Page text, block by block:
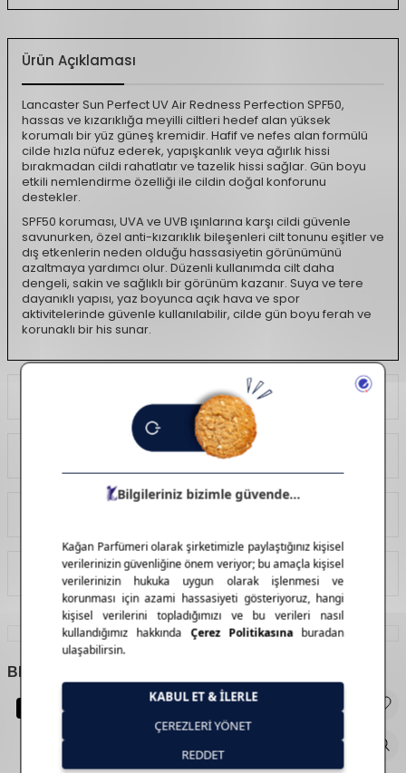
Ürün Açıklaması
Lancaster Sun Perfect UV Air Redness Perfection SPF50,
hassas ve kızarıklığa meyilli ciltleri hedef alan yüksek
korumalı bir yüz güneş kremidir. Hafif ve nefes alan formülü
cilde hızla nüfuz ederek, yapışkanlık veya ağırlık hissi
bırakmadan cildi rahatlatır ve tazelik hissi sağlar. Gün boyu
etkili nemlendirme özelliği ile cildin doğal konforunu
destekler.
SPF50 koruması, UVA ve UVB ışınlarına karşı cildi güvenle
savunurken, özel anti-kızarıklık bileşenleri cilt tonunu eşitler ve
dış etkenlerin neden olduğu hassasiyetin görünümünü
azaltmaya yardımcı olur. Düzenli kullanımda cilt daha
dengeli, sakin ve sağlıklı bir görünüm kazanır. Suya ve tere
dayanıklı yapısı, yaz boyunca açık hava ve spor
aktivitelerinde güvenle kullanılabilir, cilde gün boyu ferah ve
korunaklı bir his sunar.
İade Koşulları
BENZER
Yeni Ürün